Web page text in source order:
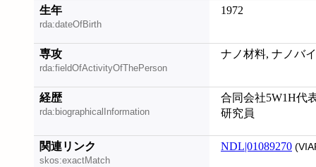
生年
rda:dateOfBirth
1972
専攻
rda:fieldOfActivityOfThePerson
ナノ材料, ナノバ
経歴
rda:biographicalInformation
合同会社5W1H代
研究員
関連リンク
skos:exactMatch
NDL|01089270